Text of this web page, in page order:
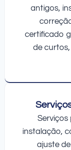
antigos,
certificado
de
instalação,
ajuste